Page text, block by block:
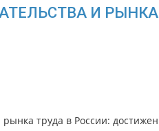
И
труда в России: